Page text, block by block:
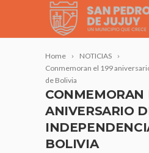
Home
NOTICIAS
Conmemoran el 199
de Bolivia
CONMEMORAN
ANIVERSARIO
BOLIVIA